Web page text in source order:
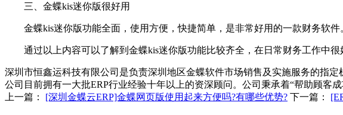
三、金蝶kis迷你版很好用
金蝶kis迷你版功能全面，使用方便，快捷简单，是非常好用的一款财务软件
通过以上内容可以了解到金蝶kis迷你版功能比较齐全，在日常财务工作中很
深圳市恒鑫运科技有限公司是负责深圳地区金蝶软件市场销售及实施服务的指
公司目前拥有一大批ERP行业经验十年以上的资深顾问。公司秉承着“帮助顾客
上一篇： [深圳金蝶云ERP]金蝶网页版使用起来方便吗?有哪些优势? 下一篇：